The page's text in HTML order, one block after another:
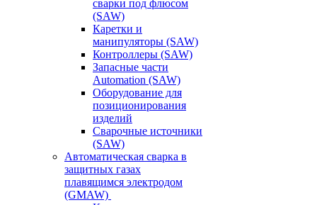
сварки под флюсом
(SAW)
Каретки и
манипуляторы (SAW)
Контроллеры (SAW)
Запасные части
Automation (SAW)
Оборудование для
позиционирования
изделий
Сварочные источники
(SAW)
Автоматическая сварка в
защитных газах
плавящимся электродом
(GMAW)